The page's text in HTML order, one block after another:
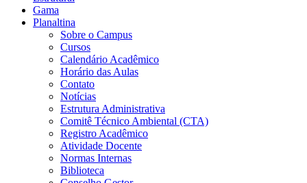
Gama
Planaltina
Sobre o Campus
Cursos
Calendário Acadêmico
Horário das Aulas
Contato
Notícias
Estrutura Administrativa
Comitê Técnico Ambiental (CTA)
Registro Acadêmico
Atividade Docente
Normas Internas
Biblioteca